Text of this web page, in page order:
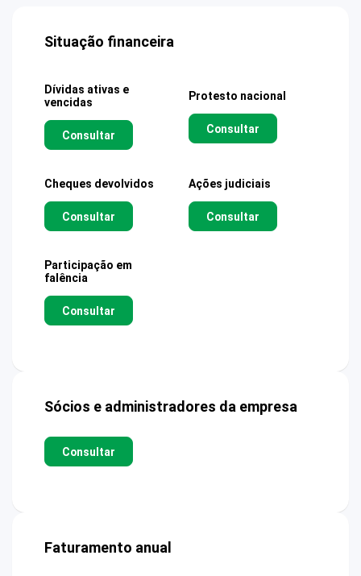
Situação financeira
Dívidas ativas e
vencidas
Consultar
Protesto nacional
Consultar
Cheques devolvidos
Consultar
Ações judiciais
Consultar
Participação em
falência
Consultar
Sócios e administradores da empresa
Consultar
Faturamento anual